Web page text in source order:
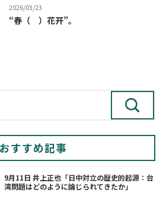
2026/03/23
“春（ ）花开”。
おすすめ記事
9月11日 井上正也「日中対立の歴史的起源：台
湾問題はどのように論じられてきたか」